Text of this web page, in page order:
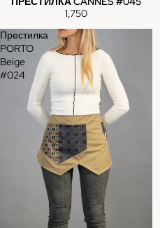
1,750
Престилка
PORTO
Beige
#024